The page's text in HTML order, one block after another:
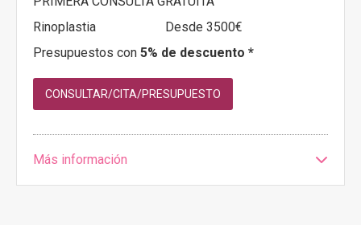
Rinoplastia
Desde 3500€
Presupuestos con 5% de descuento *
CONSULTAR/CITA/PRESUPUESTO
Más información